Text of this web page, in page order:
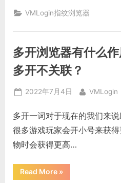
建
多
亚
逊
账
号
并
确
安
全
亚
马
逊
览
吗？”
VMLogin指纹浏览器
多开浏览器有什么
多开不关联？
Posted
2022年7月4日 By
VMLogin
多开一词对于现在的我们来
很多游戏玩家会开小号来获
物时会获得更高…
Read More“多
开
»